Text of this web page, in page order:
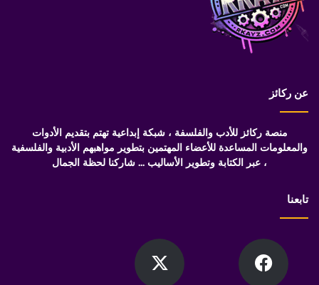
عن ركائز
منصة ركائز للأدب والفلسفة ، شبكة إبداعية تهتم بتقديم الأدوات
والمعلومات المساعدة للأعضاء المهتمين بتطوير مواهبهم الأدبية والفلسفية
، عبر الكتابة وتطوير الأساليب ... شاركنا لحظة الجمال
تابعنا